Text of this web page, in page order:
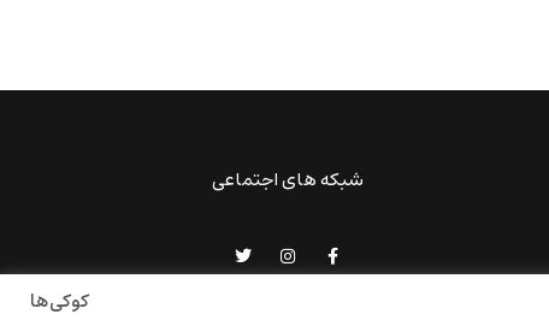
شبکه های اجتماعی
کوکی‌ها